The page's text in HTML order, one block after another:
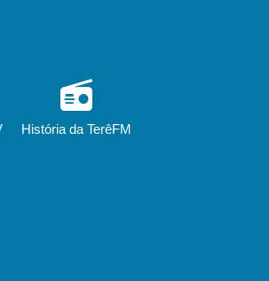
História da TerêFM